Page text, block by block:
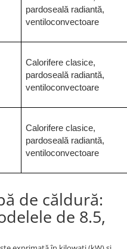
pardoseală radiantă,
ventiloconvectoare
Calorifere clasice,
pardoseală radiantă,
ventiloconvectoare
Calorifere clasice,
pardoseală radiantă,
ventiloconvectoare
de căldură:
de 8.5,